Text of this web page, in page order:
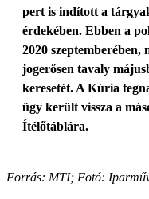
pert is indított a
érdekében. Ebben a
2020
jogerősen tavaly
keresetét. A Kúria
ügy került vissza a
Ítélőtáblára.
Forrás: MTI; Fotó: